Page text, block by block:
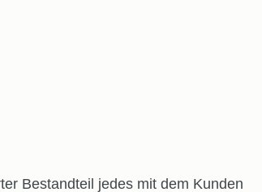
Bestandteil jedes mit dem Kunden